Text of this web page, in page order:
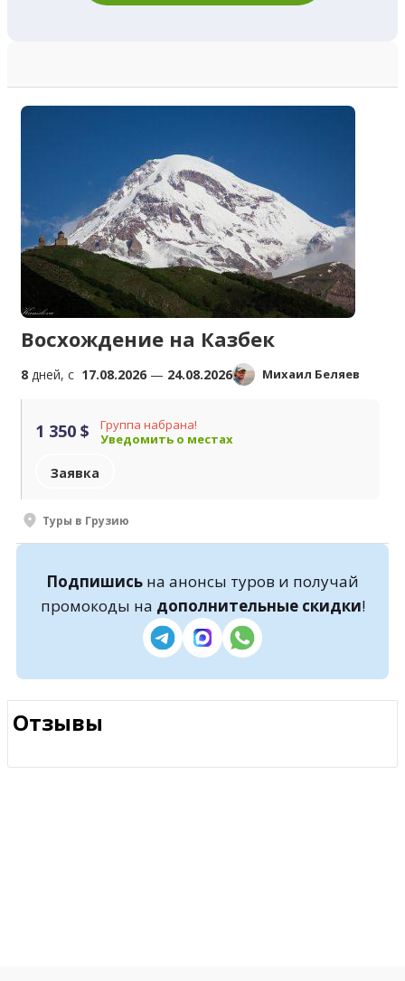
Восхождение на Казбек
8 дней, c 17.08.2026 — 24.08.2026 Михаил Беляев
1 350 $
Группа набрана!
Уведомить о местах
Заявка
Туры в Грузию
Подпишись на анонсы туров и получай
промокоды на дополнительные скидки!
Отзывы